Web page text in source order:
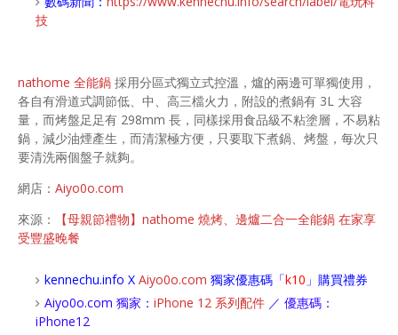
技
nathome 全能鍋 採用分區式獨立式控溫，爐的兩邊可單獨使用，
各自有滑道式調節低、中、高三檔火力，附設的煮鍋有 3L 大容
量，而烤盤足足有 298mm 長，同樣採用食品級不粘塗層，不易粘
鍋，減少油煙產生，而清潔極方便，只要取下煮鍋、烤盤，每次只
要清洗兩個盤子就夠。
網店： Aiyo0o.com
來源：
【母親節禮物】nathome 燒烤、邊爐二合一全能鍋 在家享
受豐盛晚餐
kennechu.info X Aiyo0o.com 獨家優惠碼「k10 」購買禮券
Aiyo0o.com 獨家： iPhone 12 系列配件 ／ 優惠碼：
iPhone12